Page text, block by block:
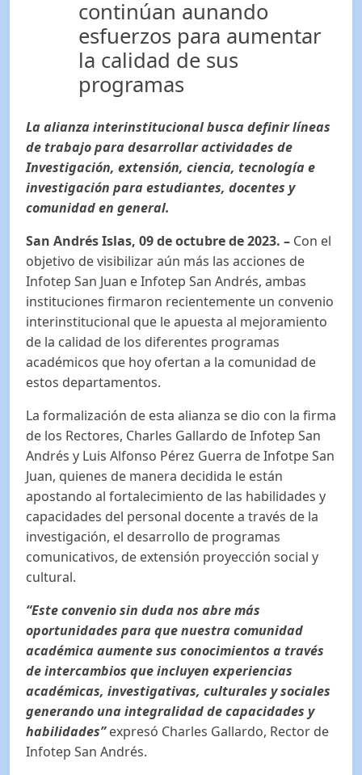
continúan aunando
esfuerzos para aumentar
la calidad de sus
programas
La alianza interinstitucional busca definir líneas
de trabajo para desarrollar actividades de
Investigación, extensión, ciencia, tecnología e
investigación para estudiantes, docentes y
comunidad en general.
San Andrés Islas, 09 de octubre de 2023. – Con el
objetivo de visibilizar aún más las acciones de
Infotep San Juan e Infotep San Andrés, ambas
instituciones firmaron recientemente un convenio
interinstitucional que le apuesta al mejoramiento
de la calidad de los diferentes programas
académicos que hoy ofertan a la comunidad de
estos departamentos.
La formalización de esta alianza se dio con la firma
de los Rectores, Charles Gallardo de Infotep San
Andrés y Luis Alfonso Pérez Guerra de Infotpe San
Juan, quienes de manera decidida le están
apostando al fortalecimiento de las habilidades y
capacidades del personal docente a través de la
investigación, el desarrollo de programas
comunicativos, de extensión proyección social y
cultural.
“Este convenio sin duda nos abre más
oportunidades para que nuestra comunidad
académica aumente sus conocimientos a través
de intercambios que incluyen experiencias
académicas, investigativas, culturales y sociales
generando una integralidad de capacidades y
habilidades”expresó Charles Gallardo, Rector de
Infotep San Andrés.